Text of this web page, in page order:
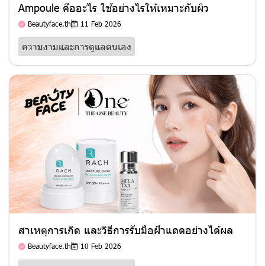
Ampoule คืออะไร ใช้อย่างไรให้เหมาะกับผิว
Beautyface.th 11 Feb 2026
ความงามและการดูแลตนเอง
สาเหตุการเกิด และวิธีการรับมือฝ้าแดดอย่างได้ผล
Beautyface.th 10 Feb 2026